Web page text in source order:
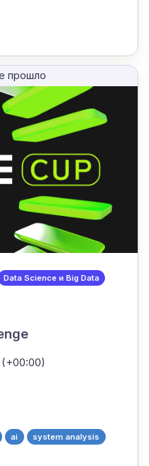
прошло
Data Science и Big Data
(+00:00)
ai
system analysis